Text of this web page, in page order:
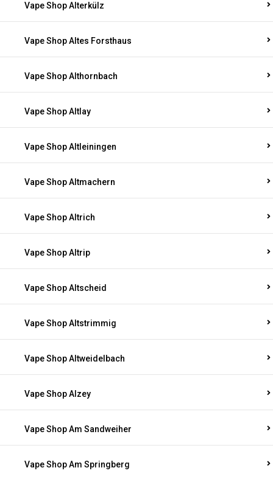
Vape Shop Alterkülz
Vape Shop Altes Forsthaus
Vape Shop Althornbach
Vape Shop Altlay
Vape Shop Altleiningen
Vape Shop Altmachern
Vape Shop Altrich
Vape Shop Altrip
Vape Shop Altscheid
Vape Shop Altstrimmig
Vape Shop Altweidelbach
Vape Shop Alzey
Vape Shop Am Sandweiher
Vape Shop Am Springberg